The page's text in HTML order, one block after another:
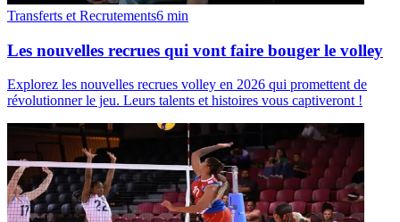
Transferts et Recrutements6 min
Les nouvelles recrues qui vont faire bouger le volley
Explorez les nouvelles recrues volley en 2026 qui promettent de
révolutionner le jeu. Leurs talents et histoires vous captiveront !